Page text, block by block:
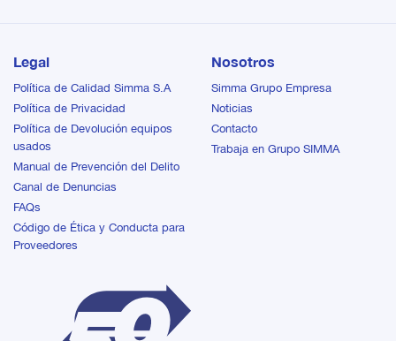
este implemento para
suciedad suelta, la gravilla y
la arena, o rellenar y dar
forma a zonas ajardinadas.
Esta herramienta para
Legal
Política de Calidad Simma S.A
Política de Privacidad
Política de Devolución equipos
usados
Manual de Prevención del Delito
Canal de Denuncias
FAQs
Código de Ética y Conducta para
Proveedores
Nosotros
Simma Grupo Empresa
Noticias
Contacto
Trabaja en Grupo SIMMA